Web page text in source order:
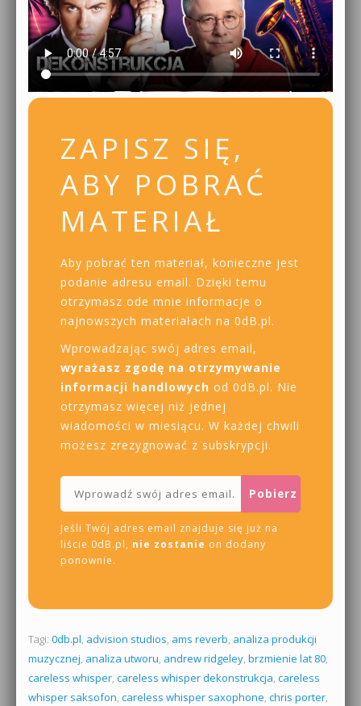
ZAPISZ SIĘ,
ABY POBRAĆ
MATERIAŁ
Aby pobrać ten materiał, konieczne jest
podanie adresu email. Dzięki temu
otrzymasz ode mnie informacje o
najnowszych materiałach na 0dB.pl.
Wprowadzając swój adres email,
wyrażasz zgodę na otrzymywanie
informacji handlowych od 0dB.pl. Nie
otrzymasz więcej niż jednej
wiadomości w miesiącu. W każdej chwili
możesz zrezygnować z subskrypcji.
Jeśli Twój adres email znajduje się już na
liście 0dB.pl, nie zostanie on dodany
ponownie.
Tagi: 0db.pl, advision studios, ams reverb, analiza produkcji
muzycznej, analiza utworu, andrew ridgeley, brzmienie lat 80,
careless whisper, careless whisper dekonstrukcja, careless
whisper saksofon, careless whisper saxophone, chris porter,